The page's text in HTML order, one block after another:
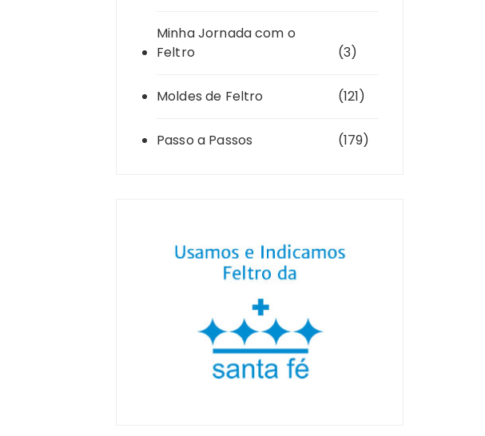
Minha Jornada com o
Feltro
(3)
Moldes de Feltro (121)
Passo a Passos (179)